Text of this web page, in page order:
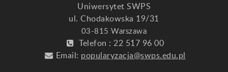
Uniwersytet SWPS
ul. Chodakowska 19/31
03-815 Warszawa
Telefon : 22 517 96 00
Email: popularyzacja@swps.edu.pl